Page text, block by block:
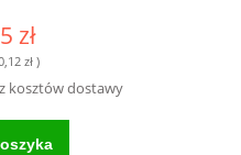
zł
zł)
kosztów dostawy